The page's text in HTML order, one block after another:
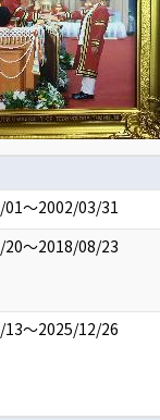
01～2002/03/31
20～2018/08/23
13～2025/12/26